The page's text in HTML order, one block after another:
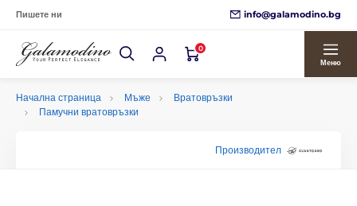
Пишете ни info@galamodino.bg
0
Меню
Начална страница Мъже
Вратовръзки
Памучни вратовръзки
Производител